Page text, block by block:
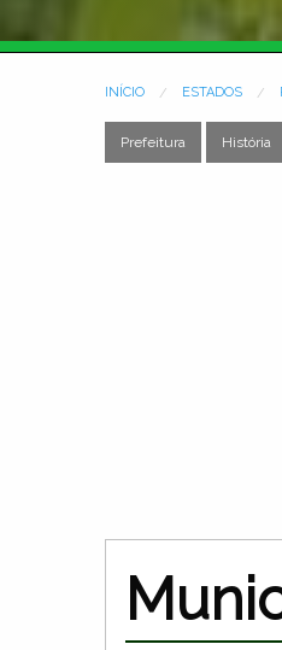
INÍCIO ESTADOS
Prefeitura História